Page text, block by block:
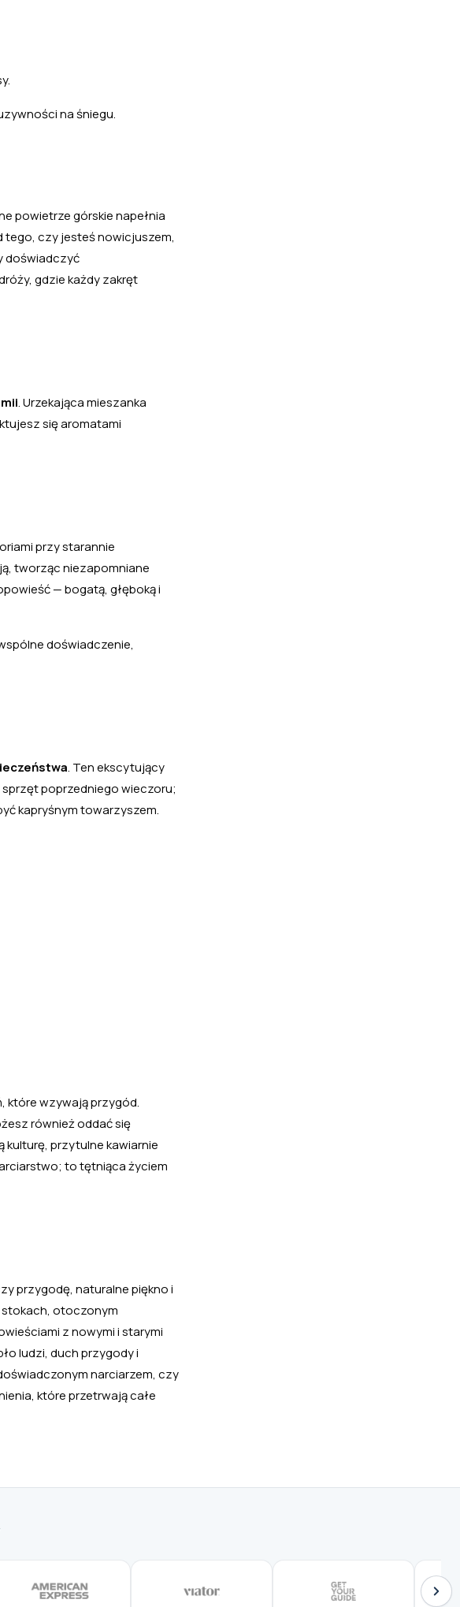
na śniegu.
powietrze górskie napełnia
tego, czy jesteś nowicjuszem,
doświadczyć
gdzie każdy zakręt
. Urzekająca mieszanka
się aromatami
przy starannie
tworząc niezapomniane
— bogatą, głęboką i
doświadczenie,
. Ten ekscytujący
poprzedniego wieczoru;
kapryśnym towarzyszem.
które wzywają przygód.
również oddać się
kulturę, przytulne kawiarnie
to tętniąca życiem
przygodę, naturalne piękno i
stokach, otoczonym
z nowymi i starymi
ludzi, duch przygody i
narciarzem, czy
które przetrwają całe